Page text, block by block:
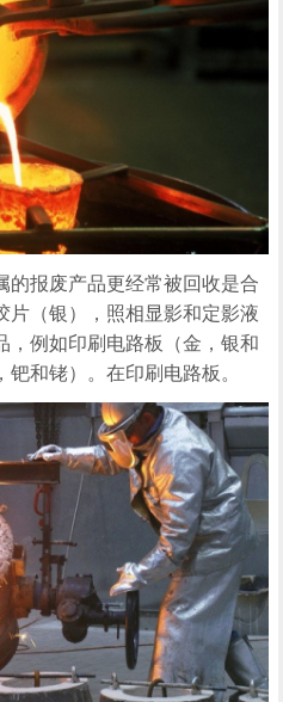
的报废产品更经常被回收是合
片（银），照相显影和定影液
，例如印刷电路板（金，银和
和铑）。在印刷电路板。